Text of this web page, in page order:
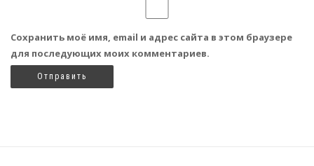
Сохранить моё имя, email и адрес сайта в этом браузере
для последующих моих комментариев.